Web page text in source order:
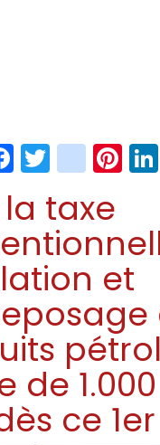
Facebook
Twitter
taxe
et
de
ce